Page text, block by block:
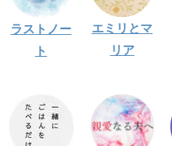
ラストノー
ト
エミリとマ
リア